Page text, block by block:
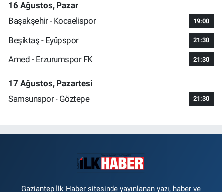
16 Ağustos, Pazar
Başakşehir - Kocaelispor
19:00
Beşiktaş - Eyüpspor 21:30
Amed - Erzurumspor FK 21:30
17 Ağustos, Pazartesi
Samsunspor - Göztepe
21:30
Gaziantep İlk Haber sitesinde yayınlanan yazı, haber ve